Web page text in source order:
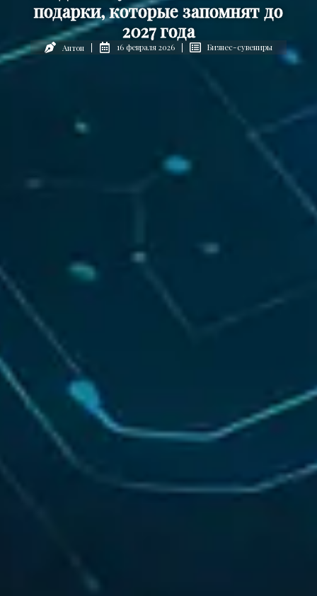
подарки, которые запомнят до
2027 года
Антон 16 февраля 2026 Бизнес-сувениры